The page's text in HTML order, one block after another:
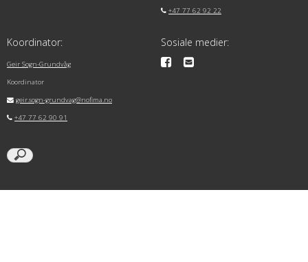
+47 77 62 92 22
Koordinator:
Geir Sogn-Grundvåg
Koordinator
geir.sogn-grundvag@nofima.no
+47 77 62 90 91
Sosiale medier: